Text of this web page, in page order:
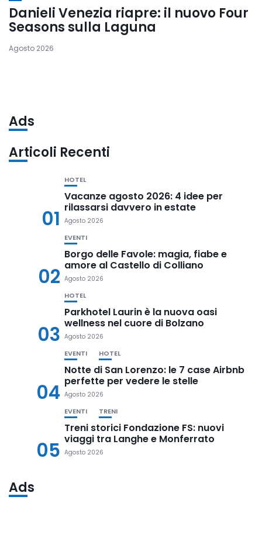
Danieli Venezia riapre: il nuovo Four
Seasons sulla Laguna
Agosto 2026
Ads
Articoli Recenti
01
HOTEL
Vacanze agosto 2026: 4 idee per
rilassarsi davvero in estate
Agosto 2026
02
EVENTI
Borgo delle Favole: magia, fiabe e
amore al Castello di Colliano
Agosto 2026
03
HOTEL
Parkhotel Laurin è la nuova oasi
wellness nel cuore di Bolzano
Agosto 2026
04
EVENTI HOTEL
Notte di San Lorenzo: le 7 case Airbnb
perfette per vedere le stelle
Agosto 2026
05
EVENTI TRENI
Treni storici Fondazione FS: nuovi
viaggi tra Langhe e Monferrato
Agosto 2026
Ads